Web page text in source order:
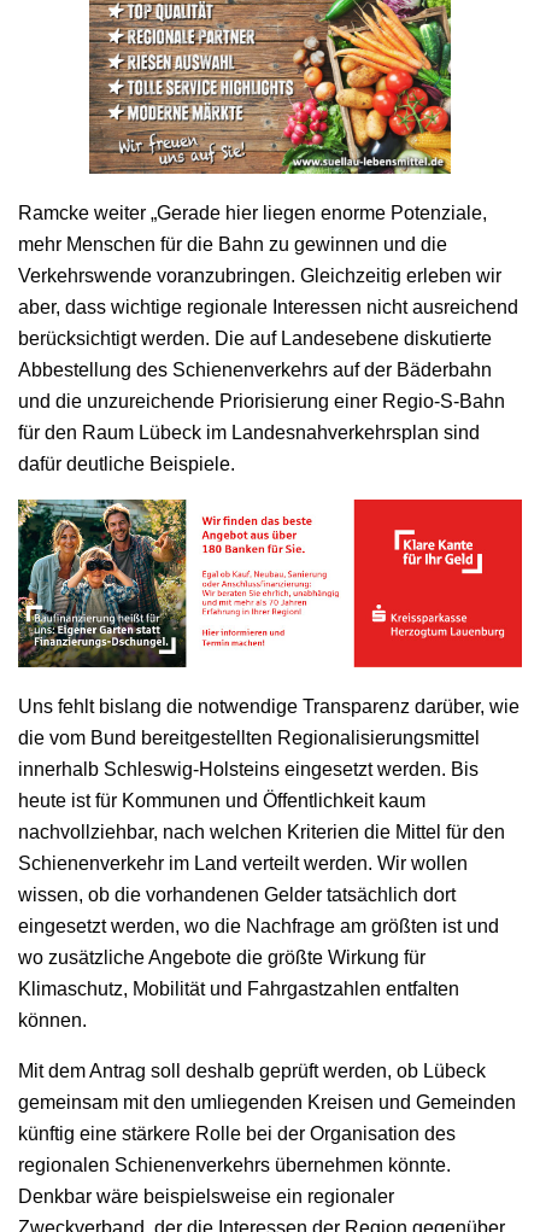
Ramcke weiter „Gerade hier liegen enorme Potenziale,
mehr Menschen für die Bahn zu gewinnen und die
Verkehrswende voranzubringen. Gleichzeitig erleben wir
aber, dass wichtige regionale Interessen nicht ausreichend
berücksichtigt werden. Die auf Landesebene diskutierte
Abbestellung des Schienenverkehrs auf der Bäderbahn
und die unzureichende Priorisierung einer Regio-S-Bahn
für den Raum Lübeck im Landesnahverkehrsplan sind
dafür deutliche Beispiele.
Uns fehlt bislang die notwendige Transparenz darüber, wie
die vom Bund bereitgestellten Regionalisierungsmittel
innerhalb Schleswig-Holsteins eingesetzt werden. Bis
heute ist für Kommunen und Öffentlichkeit kaum
nachvollziehbar, nach welchen Kriterien die Mittel für den
Schienenverkehr im Land verteilt werden. Wir wollen
wissen, ob die vorhandenen Gelder tatsächlich dort
eingesetzt werden, wo die Nachfrage am größten ist und
wo zusätzliche Angebote die größte Wirkung für
Klimaschutz, Mobilität und Fahrgastzahlen entfalten
können.
Mit dem Antrag soll deshalb geprüft werden, ob Lübeck
gemeinsam mit den umliegenden Kreisen und Gemeinden
künftig eine stärkere Rolle bei der Organisation des
regionalen Schienenverkehrs übernehmen könnte.
Denkbar wäre beispielsweise ein regionaler